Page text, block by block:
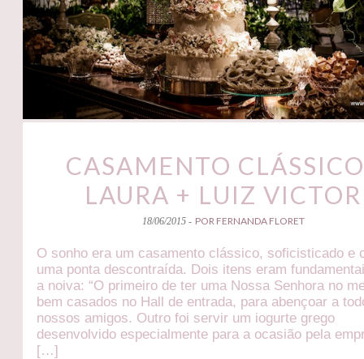
CASAMENTO
LAURA + LUIZ VICTOR
18/06/2015 - POR FERNANDA FLORET
O sonho era um casamento clássico, soficisticado e
uma ponta descontraída. Dois itens eram
a noiva: “O primeiro de ter uma Nossa Senhora no
bem casados no Hall de entrada, para abençoar a
nossos amigos. Outro foi servir um iogurte grego
desenvolvido especialmente para a ocasião pela
[…]